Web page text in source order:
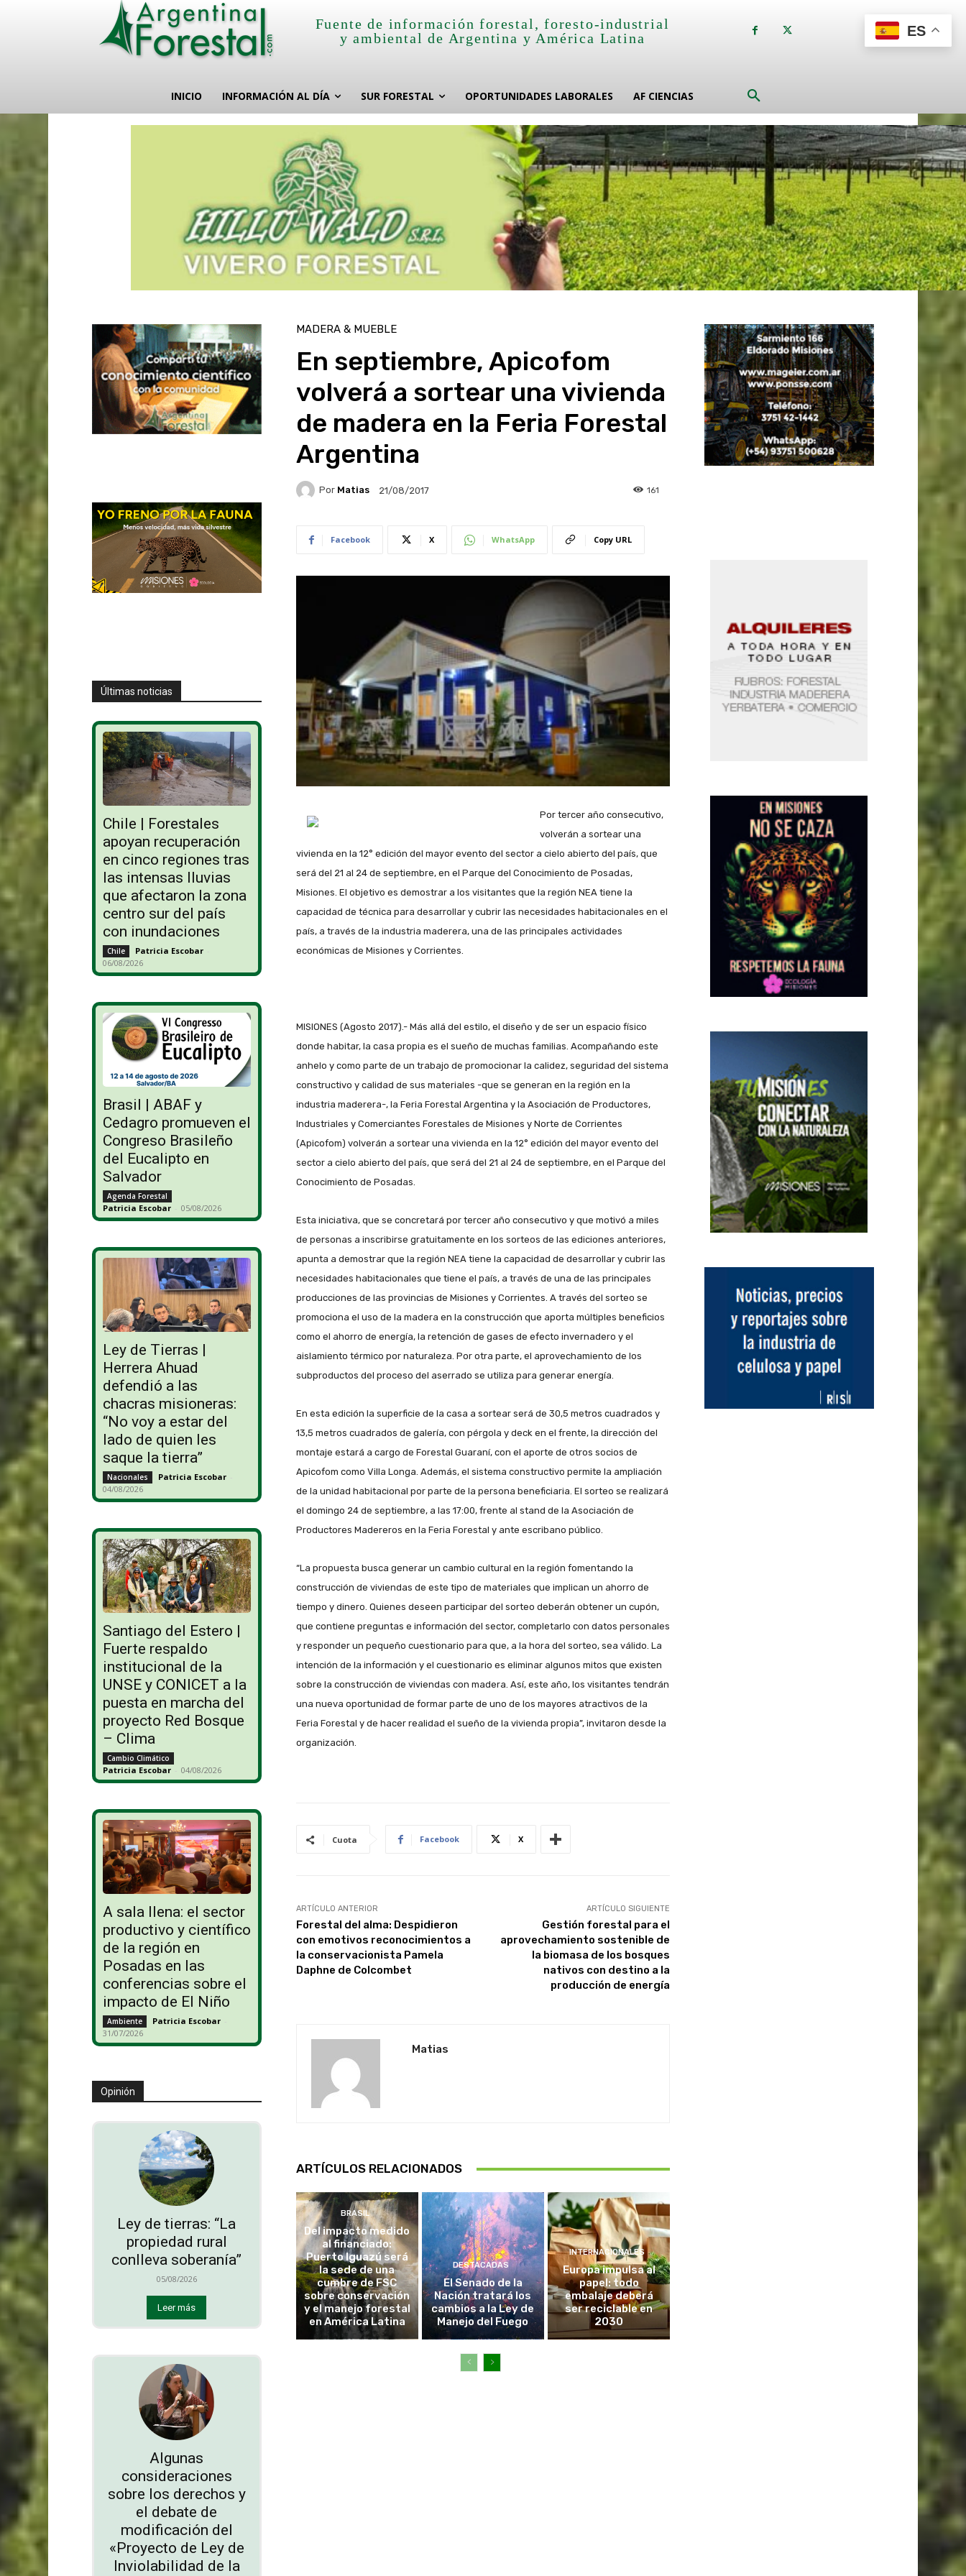
Fuente de información forestal, foresto-industrial
y ambiental de Argentina y América Latina
INICIO INFORMACIÓN AL DÍA SUR FORESTAL OPORTUNIDADES LABORALES AF CIENCIAS
Últimas noticias
Chile | Forestales
apoyan recuperación
en cinco regiones tras
las intensas lluvias
que afectaron la zona
centro sur del país
con inundaciones
Chile Patricia Escobar -
06/08/2026
Brasil | ABAF y
Cedagro promueven el
Congreso Brasileño
del Eucalipto en
Salvador
Agenda Forestal
Patricia Escobar - 05/08/2026
Ley de Tierras |
Herrera Ahuad
defendió a las
chacras misioneras:
“No voy a estar del
lado de quien les
saque la tierra”
Nacionales Patricia Escobar -
04/08/2026
Santiago del Estero |
Fuerte respaldo
institucional de la
UNSE y CONICET a la
puesta en marcha del
proyecto Red Bosque
– Clima
Cambio Climático
Patricia Escobar - 04/08/2026
A sala llena: el sector
productivo y científico
de la región en
Posadas en las
conferencias sobre el
impacto de El Niño
Ambiente Patricia Escobar -
31/07/2026
Opinión
Ley de tierras: “La
propiedad rural
conlleva soberanía”
05/08/2026
Leer más
Algunas
consideraciones
sobre los derechos y
el debate de
modificación del
«Proyecto de Ley de
Inviolabilidad de la
MADERA & MUEBLE
En septiembre, Apicofom
volverá a sortear una vivienda
de madera en la Feria Forestal
Argentina
Por Matias 21/08/2017 161
Facebook X WhatsApp Copy URL
Por tercer año consecutivo,
volverán a sortear una
vivienda en la 12° edición del mayor evento del sector a cielo abierto del país, que
será del 21 al 24 de septiembre, en el Parque del Conocimiento de Posadas,
Misiones. El objetivo es demostrar a los visitantes que la región NEA tiene la
capacidad de técnica para desarrollar y cubrir las necesidades habitacionales en el
país, a través de la industria maderera, una de las principales actividades
económicas de Misiones y Corrientes.
MISIONES (Agosto 2017).- Más allá del estilo, el diseño y de ser un espacio físico
donde habitar, la casa propia es el sueño de muchas familias. Acompañando este
anhelo y como parte de un trabajo de promocionar la calidez, seguridad del sistema
constructivo y calidad de sus materiales -que se generan en la región en la
industria maderera-, la Feria Forestal Argentina y la Asociación de Productores,
Industriales y Comerciantes Forestales de Misiones y Norte de Corrientes
(Apicofom) volverán a sortear una vivienda en la 12° edición del mayor evento del
sector a cielo abierto del país, que será del 21 al 24 de septiembre, en el Parque del
Conocimiento de Posadas.
Esta iniciativa, que se concretará por tercer año consecutivo y que motivó a miles
de personas a inscribirse gratuitamente en los sorteos de las ediciones anteriores,
apunta a demostrar que la región NEA tiene la capacidad de desarrollar y cubrir las
necesidades habitacionales que tiene el país, a través de una de las principales
producciones de las provincias de Misiones y Corrientes. A través del sorteo se
promociona el uso de la madera en la construcción que aporta múltiples beneficios
como el ahorro de energía, la retención de gases de efecto invernadero y el
aislamiento térmico por naturaleza. Por otra parte, el aprovechamiento de los
subproductos del proceso del aserrado se utiliza para generar energía.
En esta edición la superficie de la casa a sortear será de 30,5 metros cuadrados y
13,5 metros cuadrados de galería, con pérgola y deck en el frente, la dirección del
montaje estará a cargo de Forestal Guaraní, con el aporte de otros socios de
Apicofom como Villa Longa. Además, el sistema constructivo permite la ampliación
de la unidad habitacional por parte de la persona beneficiaria. El sorteo se realizará
el domingo 24 de septiembre, a las 17:00, frente al stand de la Asociación de
Productores Madereros en la Feria Forestal y ante escribano público.
“La propuesta busca generar un cambio cultural en la región fomentando la
construcción de viviendas de este tipo de materiales que implican un ahorro de
tiempo y dinero. Quienes deseen participar del sorteo deberán obtener un cupón,
que contiene preguntas e información del sector, completarlo con datos personales
y responder un pequeño cuestionario para que, a la hora del sorteo, sea válido. La
intención de la información y el cuestionario es eliminar algunos mitos que existen
sobre la construcción de viviendas con madera. Así, este año, los visitantes tendrán
una nueva oportunidad de formar parte de uno de los mayores atractivos de la
Feria Forestal y de hacer realidad el sueño de la vivienda propia”, invitaron desde la
organización.
Cuota Facebook X
ARTÍCULO ANTERIOR
Forestal del alma: Despidieron
con emotivos reconocimientos a
la conservacionista Pamela
Daphne de Colcombet
ARTÍCULO SIGUIENTE
Gestión forestal para el
aprovechamiento sostenible de
la biomasa de los bosques
nativos con destino a la
producción de energía
Matias
ARTÍCULOS RELACIONADOS
BRASIL
Del impacto medido
al financiado:
Puerto Iguazú será
la sede de una
cumbre de FSC
sobre conservación
y el manejo forestal
en América Latina
DESTACADAS
El Senado de la
Nación tratará los
cambios a la Ley de
Manejo del Fuego
INTERNACIONALES
Europa impulsa al
papel: todo
embalaje deberá
ser reciclable en
2030
ES